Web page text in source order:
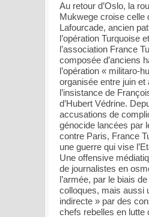
Au retour d’Oslo, la
Mukwege croise celle
Lafourcade, ancien
l’opération Turquoise
l’association France
composée d’anciens
l’opération « militaro-
organisée entre juin et
l’insistance de
d’Hubert Védrine.
accusations de
génocide lancées par
contre Paris, France
une guerre qui vise
Une offensive
de journalistes en
l’armée, par le biais
colloques, mais aussi
indirecte » par des
chefs rebelles en lutte